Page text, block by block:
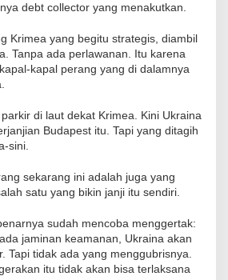
debt collector yang menakutkan.
Krimea yang begitu strategis, diambil
Tanpa ada perlawanan. Itu karena
kapal perang yang di dalamnya
di laut dekat Krimea. Kini Ukraina
Budapest itu. Tapi yang ditagih
sini.
sekarang ini adalah juga yang
satu yang bikin janji itu sendiri.
sudah mencoba menggertak:
jaminan keamanan, Ukraina akan
Tapi tidak ada yang menggubrisnya.
itu tidak akan bisa terlaksana